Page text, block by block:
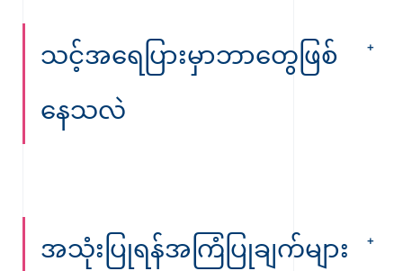
သင့်အရေပြားမှာဘာတွေဖြစ်
နေသလဲ
အသုံးပြုရန်အကြံပြုချက်များ